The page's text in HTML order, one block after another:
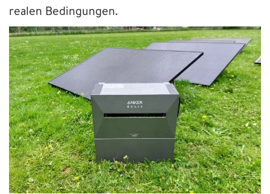
realen Bedingungen.